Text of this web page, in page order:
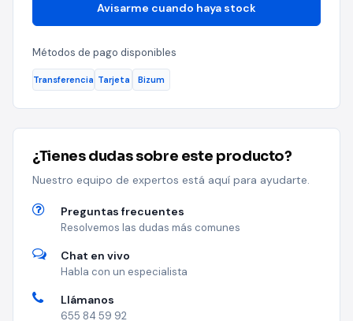
Avisarme cuando haya stock
Métodos de pago disponibles
Transferencia Tarjeta Bizum
¿Tienes dudas sobre este producto?
Nuestro equipo de expertos está aquí para ayudarte.
Preguntas frecuentes
Resolvemos las dudas más comunes
Chat en vivo
Habla con un especialista
Llámanos
655 84 59 92